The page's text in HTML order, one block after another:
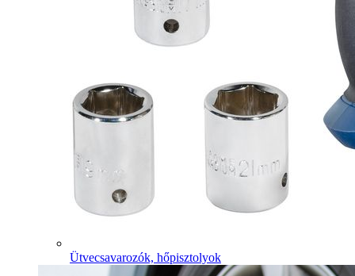
Ütvecsavarozók, hőpisztolyok